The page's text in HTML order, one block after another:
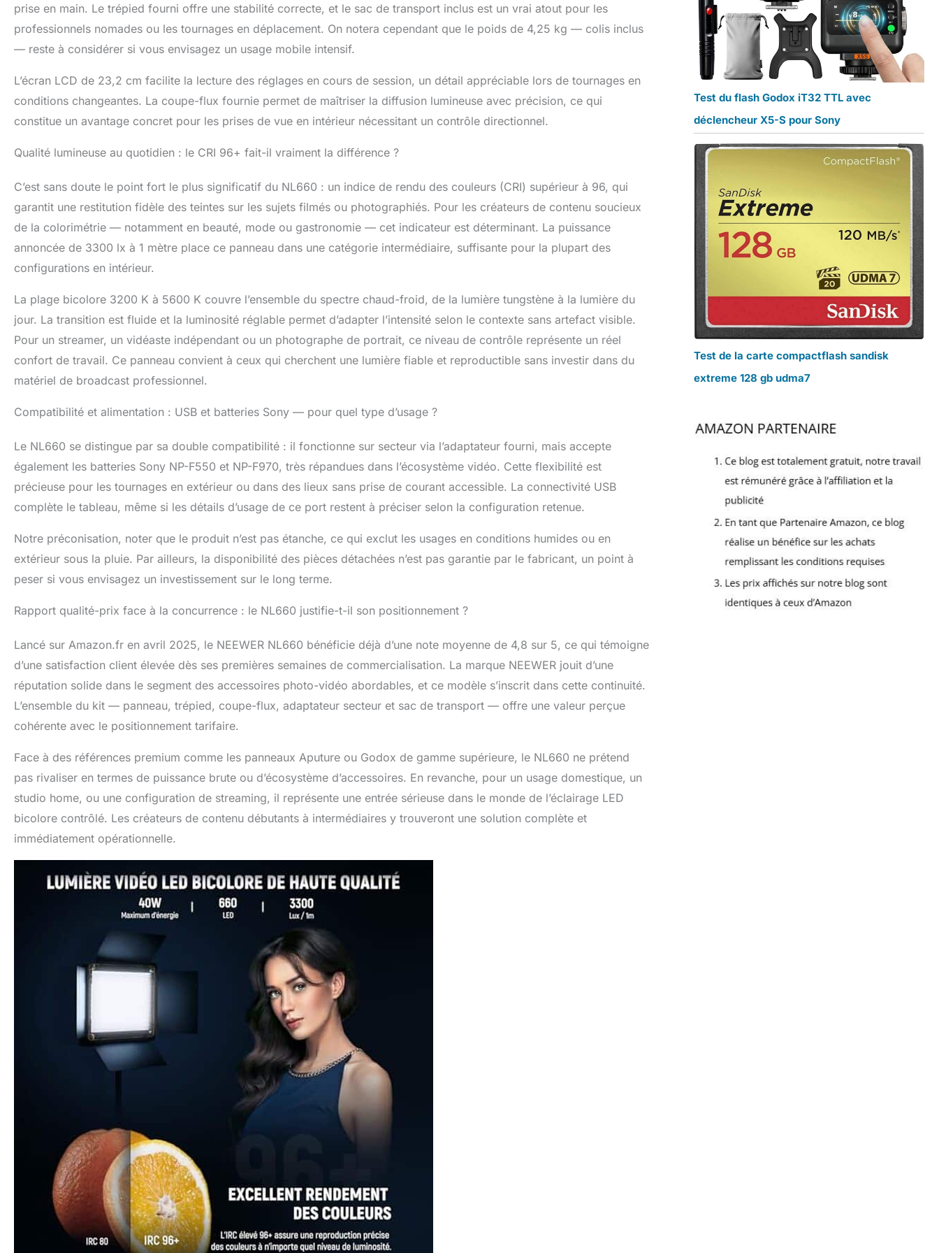
robuste et résistante aux chocs, mais accélère également efficacement la
vitesse de rotation. Dissipation thermique pour prolonger la durée de vie de
la lampe, sans ventilateur bruyant 【Kit d'éclairage portable à sortie
continue】 Comprend 1 x lampe LED pour photo et vidéo,1 x pied
transport.Compact,ce panneau lumineux pour photographie et vidéographie
mesure 232 x 200 x 48mm.Le pied d'éclairage ne mesure que 66cm de long
une fois plié. Se range facilement dans le sac à accessoires pour une
créateurs de contenu,les influenceurs
prise en main. Le trépied fourni offre une stabilité correcte, et le sac de transport inclus est un vrai atout pour les
professionnels nomades ou les tournages en déplacement. On notera cependant que le poids de 4,25 kg — colis inclus
— reste à considérer si vous envisagez un usage mobile intensif.
L’écran LCD de 23,2 cm facilite la lecture des réglages en cours de session, un détail appréciable lors de tournages en
conditions changeantes. La coupe-flux fournie permet de maîtriser la diffusion lumineuse avec précision, ce qui
constitue un avantage concret pour les prises de vue en intérieur nécessitant un contrôle directionnel.
Qualité lumineuse au quotidien : le CRI 96+ fait-il vraiment la différence ?
C’est sans doute le point fort le plus significatif du NL660 : un indice de rendu des couleurs (CRI) supérieur à 96, qui
garantit une restitution fidèle des teintes sur les sujets filmés ou photographiés. Pour les créateurs de contenu soucieux
de la colorimétrie — notamment en beauté, mode ou gastronomie — cet indicateur est déterminant. La puissance
annoncée de 3300 lx à 1 mètre place ce panneau dans une catégorie intermédiaire, suffisante pour la plupart des
configurations en intérieur.
La plage bicolore 3200 K à 5600 K couvre l’ensemble du spectre chaud-froid, de la lumière tungstène à la lumière du
jour. La transition est fluide et la luminosité réglable permet d’adapter l’intensité selon le contexte sans artefact visible.
Pour un streamer, un vidéaste indépendant ou un photographe de portrait, ce niveau de contrôle représente un réel
confort de travail. Ce panneau convient à ceux qui cherchent une lumière fiable et reproductible sans investir dans du
matériel de broadcast professionnel.
Compatibilité et alimentation : USB et batteries Sony — pour quel type d’usage ?
Le NL660 se distingue par sa double compatibilité : il fonctionne sur secteur via l’adaptateur fourni, mais accepte
également les batteries Sony NP-F550 et NP-F970, très répandues dans l’écosystème vidéo. Cette flexibilité est
précieuse pour les tournages en extérieur ou dans des lieux sans prise de courant accessible. La connectivité USB
complète le tableau, même si les détails d’usage de ce port restent à préciser selon la configuration retenue.
Notre préconisation, noter que le produit n’est pas étanche, ce qui exclut les usages en conditions humides ou en
extérieur sous la pluie. Par ailleurs, la disponibilité des pièces détachées n’est pas garantie par le fabricant, un point à
peser si vous envisagez un investissement sur le long terme.
Rapport qualité-prix face à la concurrence : le NL660 justifie-t-il son positionnement ?
Lancé sur Amazon.fr en avril 2025, le NEEWER NL660 bénéficie déjà d’une note moyenne de 4,8 sur 5, ce qui témoigne
d’une satisfaction client élevée dès ses premières semaines de commercialisation. La marque NEEWER jouit d’une
réputation solide dans le segment des accessoires photo-vidéo abordables, et ce modèle s’inscrit dans cette continuité.
L’ensemble du kit — panneau, trépied, coupe-flux, adaptateur secteur et sac de transport — offre une valeur perçue
cohérente avec le positionnement tarifaire.
Face à des références premium comme les panneaux Aputure ou Godox de gamme supérieure, le NL660 ne prétend
pas rivaliser en termes de puissance brute ou d’écosystème d’accessoires. En revanche, pour un usage domestique, un
studio home, ou une configuration de streaming, il représente une entrée sérieuse dans le monde de l’éclairage LED
bicolore contrôlé. Les créateurs de contenu débutants à intermédiaires y trouveront une solution complète et
immédiatement opérationnelle.
Test du flash Godox iT32 TTL avec
déclencheur X5-S pour Sony
Test de la carte compactflash sandisk
extreme 128 gb udma7